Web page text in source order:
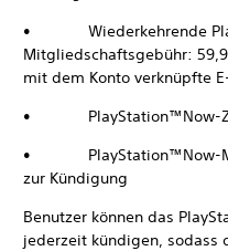
• Wiederkehrende
Mitgliedschaftsgebühr:
mit dem Konto verknüpfte
• PlayStation™Now-
• PlayStation™Now-
zur Kündigung
Benutzer können das
jederzeit kündigen, sodass